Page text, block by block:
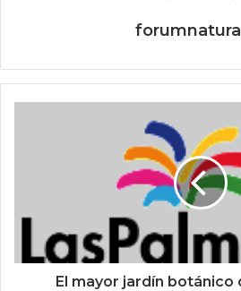
El mayor jardín botánico